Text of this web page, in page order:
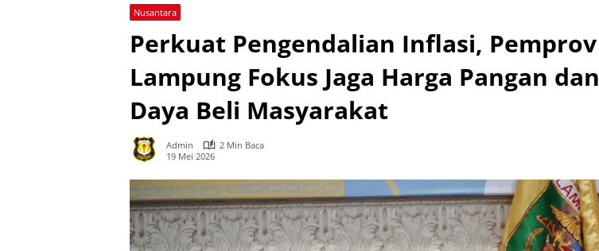
Nusantara
Perkuat Pengendalian Inflasi, Pemprov
Lampung Fokus Jaga Harga Pangan dan
Daya Beli Masyarakat
Admin
2 Min Baca
19 Mei 2026